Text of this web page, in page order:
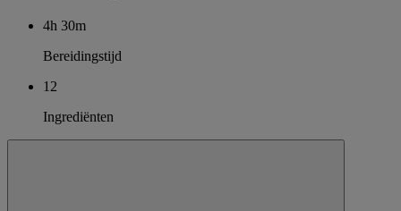
4h 30m
Bereidingstijd
12
Ingrediënten